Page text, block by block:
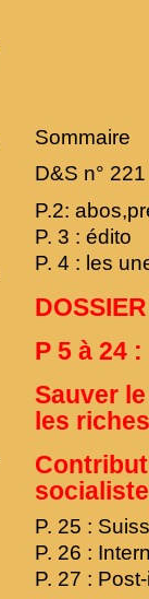
Sommaire
D&S n°
P.2:
P. 3 : édito
P. 4 : les
DOSSIER
P 5 à 24 :
Sauver
les
P. 25 :
P. 26 :
P. 27 :